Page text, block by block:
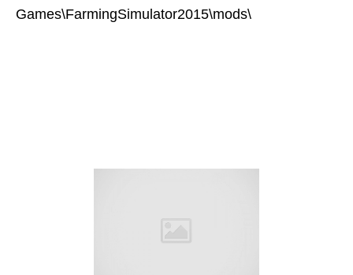
Games\FarmingSimulator2015\mods\